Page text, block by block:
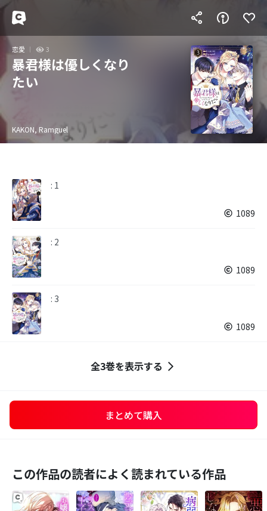
恋愛 3
暴君様は優しくなり
たい
KAKON, Ramguel
: 1
1089
: 2
1089
: 3
1089
全3巻を表示する
まとめて購入
この作品の読者によく読まれている作品